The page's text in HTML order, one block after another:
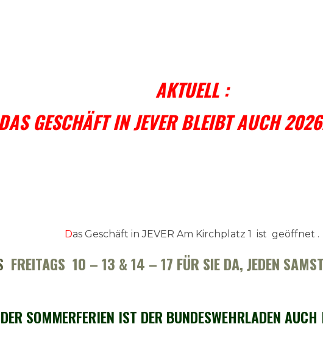
AKTUELL :
GESCHÄFT IN JEVER BLEIBT AUCH
Das Geschäft in JEVER Am Kirchplatz 1 ist geöffnet .
FREITAGS 10 – 13 & 14 – 17 FÜR SIE DA, JEDEN
SOMMERFERIEN IST DER BUNDESWEHRLADEN AUCH